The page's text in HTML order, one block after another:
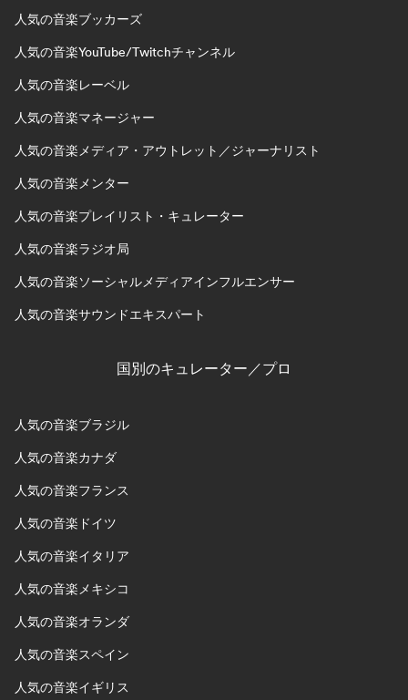
人気の音楽ブッカーズ
人気の音楽YouTube/Twitchチャンネル
人気の音楽レーベル
人気の音楽マネージャー
人気の音楽メディア・アウトレット／ジャーナリスト
人気の音楽メンター
人気の音楽プレイリスト・キュレーター
人気の音楽ラジオ局
人気の音楽ソーシャルメディアインフルエンサー
人気の音楽サウンドエキスパート
国別のキュレーター／プロ
人気の音楽ブラジル
人気の音楽カナダ
人気の音楽フランス
人気の音楽ドイツ
人気の音楽イタリア
人気の音楽メキシコ
人気の音楽オランダ
人気の音楽スペイン
人気の音楽イギリス